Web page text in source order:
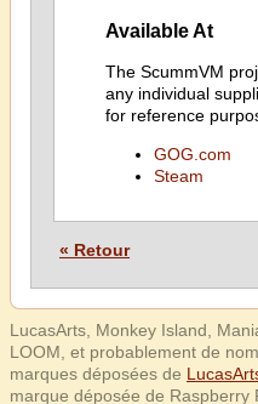
Available At
The ScummVM
any individual
for reference
GOG.com
Steam
« Retour
LucasArts, Monkey Island,
LOOM, et probablement de
marques déposées de
marque déposée de Raspberry